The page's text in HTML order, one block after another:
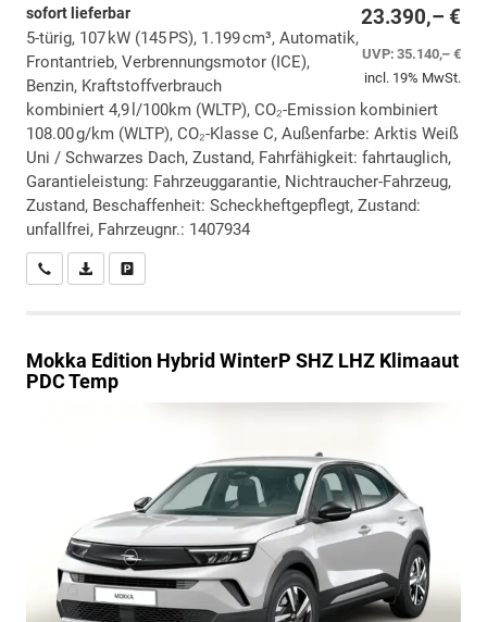
23.390,– €
UVP:35.140,– €
incl. 19% MwSt.
sofort lieferbar
5-türig, 107 kW (145 PS), 1.199 cm³, Automatik,
Frontantrieb, Verbrennungsmotor (ICE),
Benzin, Kraftstoffverbrauch
kombiniert 4,9 l/100km (WLTP), CO₂-Emission kombiniert
108.00 g/km (WLTP), CO₂-Klasse C, Außenfarbe: Arktis Weiß
Uni / Schwarzes Dach, Zustand, Fahrfähigkeit: fahrtauglich,
Garantieleistung: Fahrzeuggarantie, Nichtraucher-Fahrzeug,
Zustand, Beschaffenheit: Scheckheftgepflegt, Zustand:
unfallfrei, Fahrzeugnr.: 1407934
Wir rufen Sie anPDF-Datei, Fahrzeugexposé drucken
Mokka Edition Hybrid WinterP SHZ LHZ Klimaaut
PDC Temp